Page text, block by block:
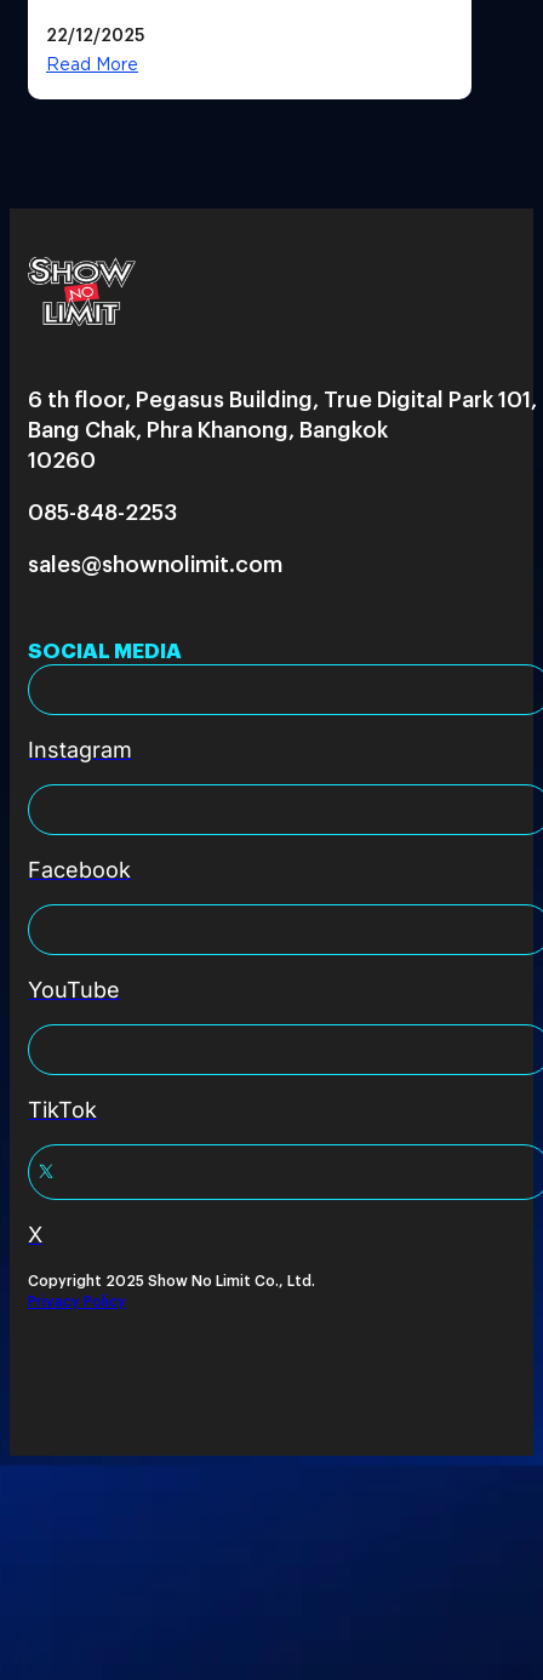
ยุคถัดไป
22/12/2025
Read More
6 th floor, Pegasus Building, True Digital Park 101,
Bang Chak, Phra Khanong, Bangkok
10260
085-848-2253
sales@shownolimit.com
SOCIAL MEDIA
Instagram
Facebook
YouTube
TikTok
X
Copyright 2025 Show No Limit Co., Ltd.
Privacy Policy